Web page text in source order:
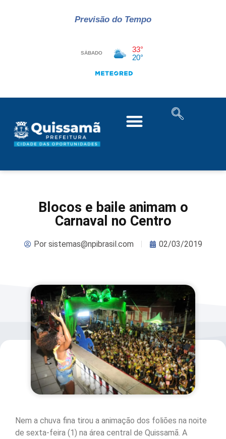
Previsão do Tempo
Blocos e baile animam o
Carnaval no Centro
Porsistemas@npibrasil.com 02/03/2019
Nem a chuva fina tirou a animação dos foliões na noite
de sexta-feira (1) na área central de Quissamã. A